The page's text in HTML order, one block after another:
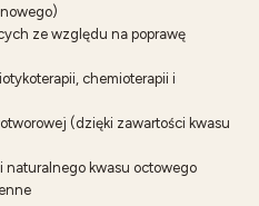
ze względu na poprawę
chemioterapii i
(dzięki zawartości kwasu
naturalnego kwasu octowego